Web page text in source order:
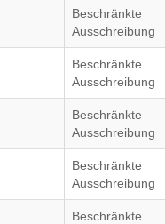
Beschränkte
Ausschreibung
Beschränkte
Ausschreibung
Beschränkte
Ausschreibung
Beschränkte
Ausschreibung
Beschränkte